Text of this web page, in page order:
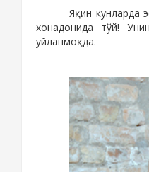
Яқин кунларда
хонадонида тўй!
уйланмоқда.